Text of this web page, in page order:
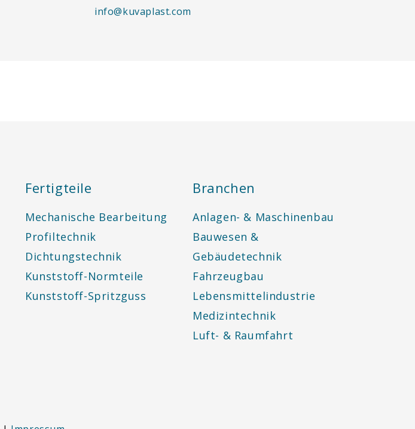
info@kuvaplast.com
Fertigteile
Mechanische Bearbeitung
Profiltechnik
Dichtungstechnik
Kunststoff-Normteile
Kunststoff-Spritzguss
Branchen
Anlagen- & Maschinenbau
Bauwesen &
Gebäudetechnik
Fahrzeugbau
Lebensmittelindustrie
Medizintechnik
Luft- & Raumfahrt